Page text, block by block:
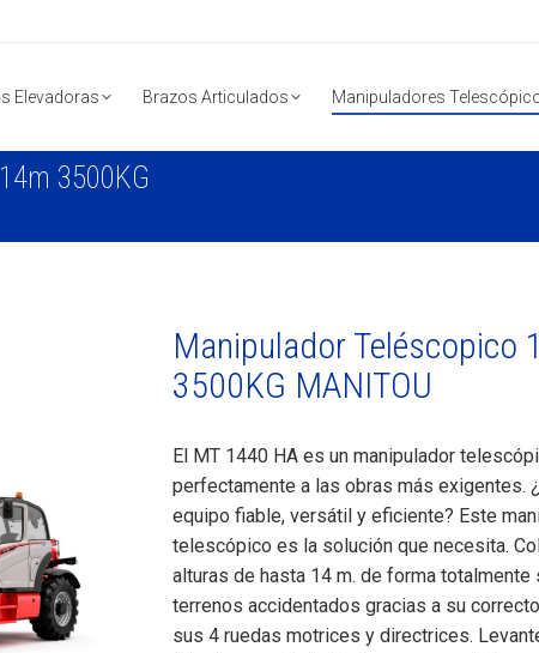
Elevadoras Brazos Articulados Manipuladores
3500KG
Manipulador Teléscopico
3500KG MANITOU
El MT 1440 HA es un manipulador
perfectamente a las obras más exigentes.
equipo fiable, versátil y eficiente? Este
telescópico es la solución que necesita.
alturas de hasta 14 m. de forma totalmente
terrenos accidentados gracias a su
sus 4 ruedas motrices y directrices.